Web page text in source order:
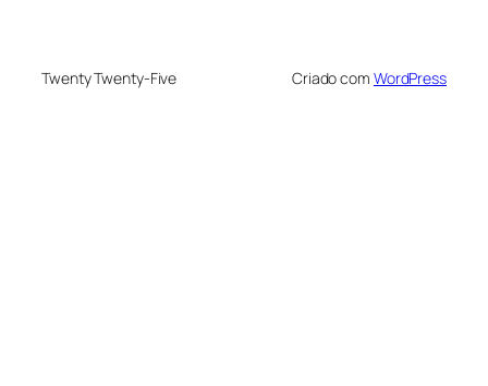
Twenty Twenty-Five Criado com WordPress